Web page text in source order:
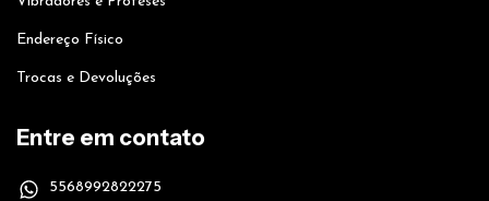
Endereço Físico
Trocas e Devoluções
Entre em contato
5568992822275